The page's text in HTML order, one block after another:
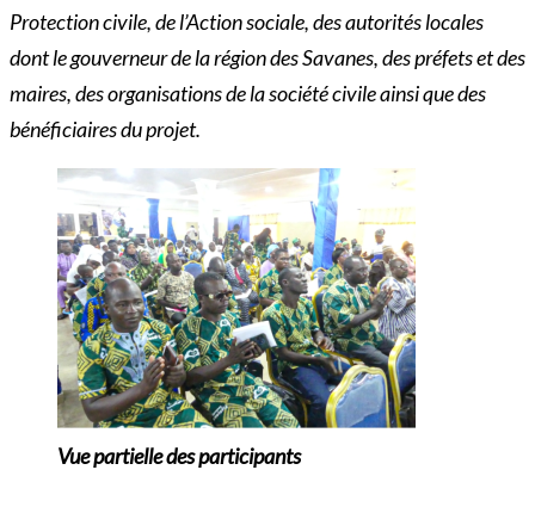
Protection civile, de l’Action sociale, des autorités locales
dont le gouverneur de la région des Savanes, des préfets et des
maires, des organisations de la société civile ainsi que des
bénéficiaires du projet.
Vue partielle des participants